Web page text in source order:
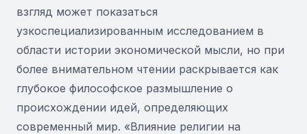
взгляд может показаться
узкоспециализированным исследованием в
области истории экономической мысли, но при
более внимательном чтении раскрывается как
глубокое философское размышление о
происхождении идей, определяющих
современный мир. «Влияние религии на